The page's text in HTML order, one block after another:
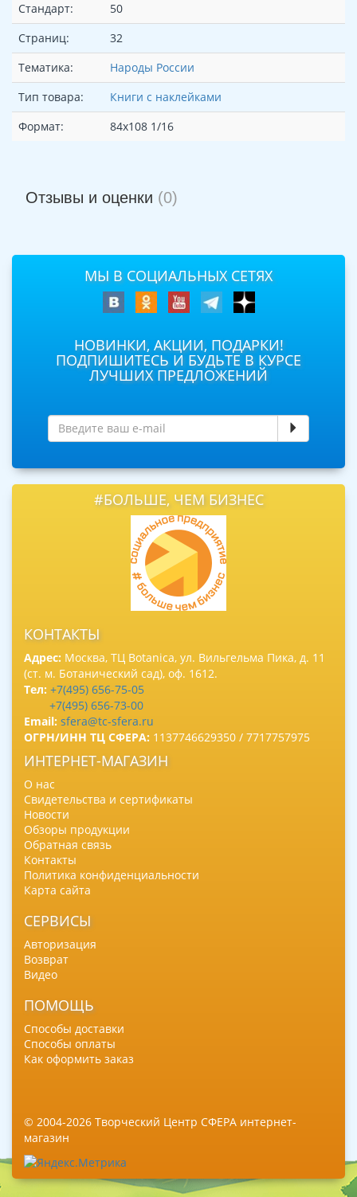
Стандарт:
50
Страниц:
32
Тематика:
Народы России
Тип товара:
Книги с наклейками
Формат:
84x108 1/16
Отзывы и оценки (0)
МЫ В СОЦИАЛЬНЫХ СЕТЯХ
НОВИНКИ, АКЦИИ, ПОДАРКИ!
ПОДПИШИТЕСЬ И БУДЬТЕ В КУРСЕ
ЛУЧШИХ ПРЕДЛОЖЕНИЙ
#БОЛЬШЕ, ЧЕМ БИЗНЕС
КОНТАКТЫ
Адрес: Москва, ТЦ Botanica, ул. Вильгельма Пика, д. 11
(ст. м. Ботанический сад), оф. 1612.
Тел: +7(495) 656-75-05
+7(495) 656-73-00
Email: sfera@tc-sfera.ru
ОГРН/ИНН ТЦ СФЕРА: 1137746629350 / 7717757975
ИНТЕРНЕТ-МАГАЗИН
О нас
Свидетельства и сертификаты
Новости
Обзоры продукции
Обратная связь
Контакты
Политика конфиденциальности
Карта сайта
СЕРВИСЫ
Авторизация
Возврат
Видео
ПОМОЩЬ
Способы доставки
Способы оплаты
Как оформить заказ
© 2004-2026 Творческий Центр СФЕРА интернет-
магазин